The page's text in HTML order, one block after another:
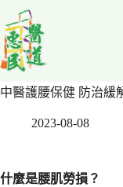
至
主
要
內
中醫護腰保健 防治緩
2023-08-08
什麼是腰肌勞損？